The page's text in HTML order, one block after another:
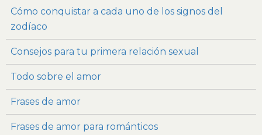
Cómo conquistar a cada uno de los signos del
zodíaco
Consejos para tu primera relación sexual
Todo sobre el amor
Frases de amor
Frases de amor para románticos